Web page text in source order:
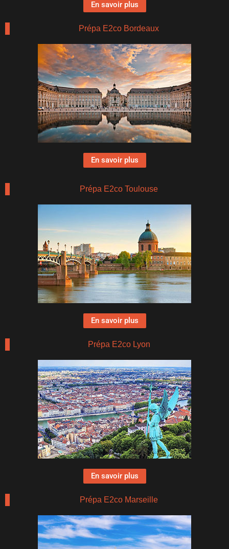
En savoir plus
Prépa E2co Bordeaux
En savoir plus
Prépa E2co Toulouse
En savoir plus
Prépa E2co Lyon
En savoir plus
Prépa E2co Marseille